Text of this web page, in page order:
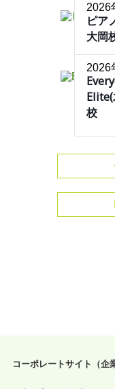
2026
ピア
大岡
2026
校
コーポレートサイト（企